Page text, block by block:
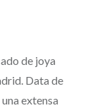
de joya
Data de
extensa